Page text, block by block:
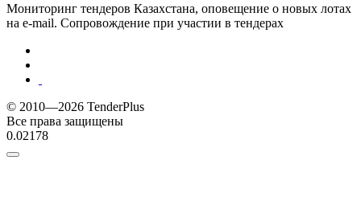
Мониторинг тендеров Казахстана, оповещение о новых лотах
на e-mail. Сопровождение при участии в тендерах
© 2010—2026 TenderPlus
Все права защищены
0.02178